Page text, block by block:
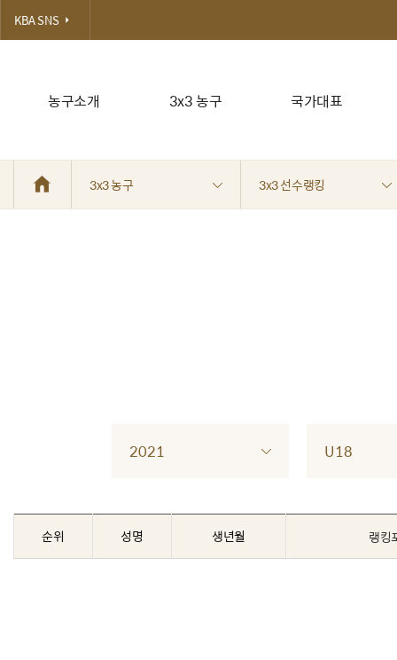
농구소개 3x3 농구 국가대표
KBA SNS
3x3 농구 3x3 선수랭킹
2021 U18
순위 성명 생년월 랭킹